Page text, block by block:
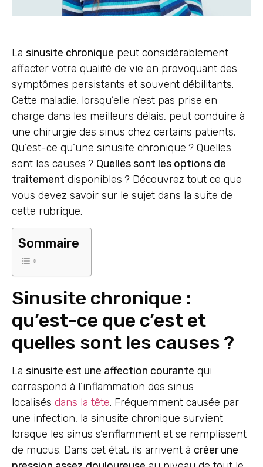
La sinusite chronique peut considérablement
affecter votre qualité de vie en provoquant des
symptômes persistants et souvent débilitants.
Cette maladie, lorsqu’elle n’est pas prise en
charge dans les meilleurs délais, peut conduire à
une chirurgie des sinus chez certains patients.
Qu’est-ce qu’une sinusite chronique ? Quelles
sont les causes ? Quelles sont les options de
traitement disponibles ? Découvrez tout ce que
vous devez savoir sur le sujet dans la suite de
cette rubrique.
Sommaire
Sinusite chronique :
qu’est-ce que c’est et
quelles sont les causes ?
La sinusite est une affection courante qui
correspond à l’inflammation des sinus
localisés dans la tête. Fréquemment causée par
une infection, la sinusite chronique survient
lorsque les sinus s’enflamment et se remplissent
de mucus. Dans cet état, ils arrivent à créer une